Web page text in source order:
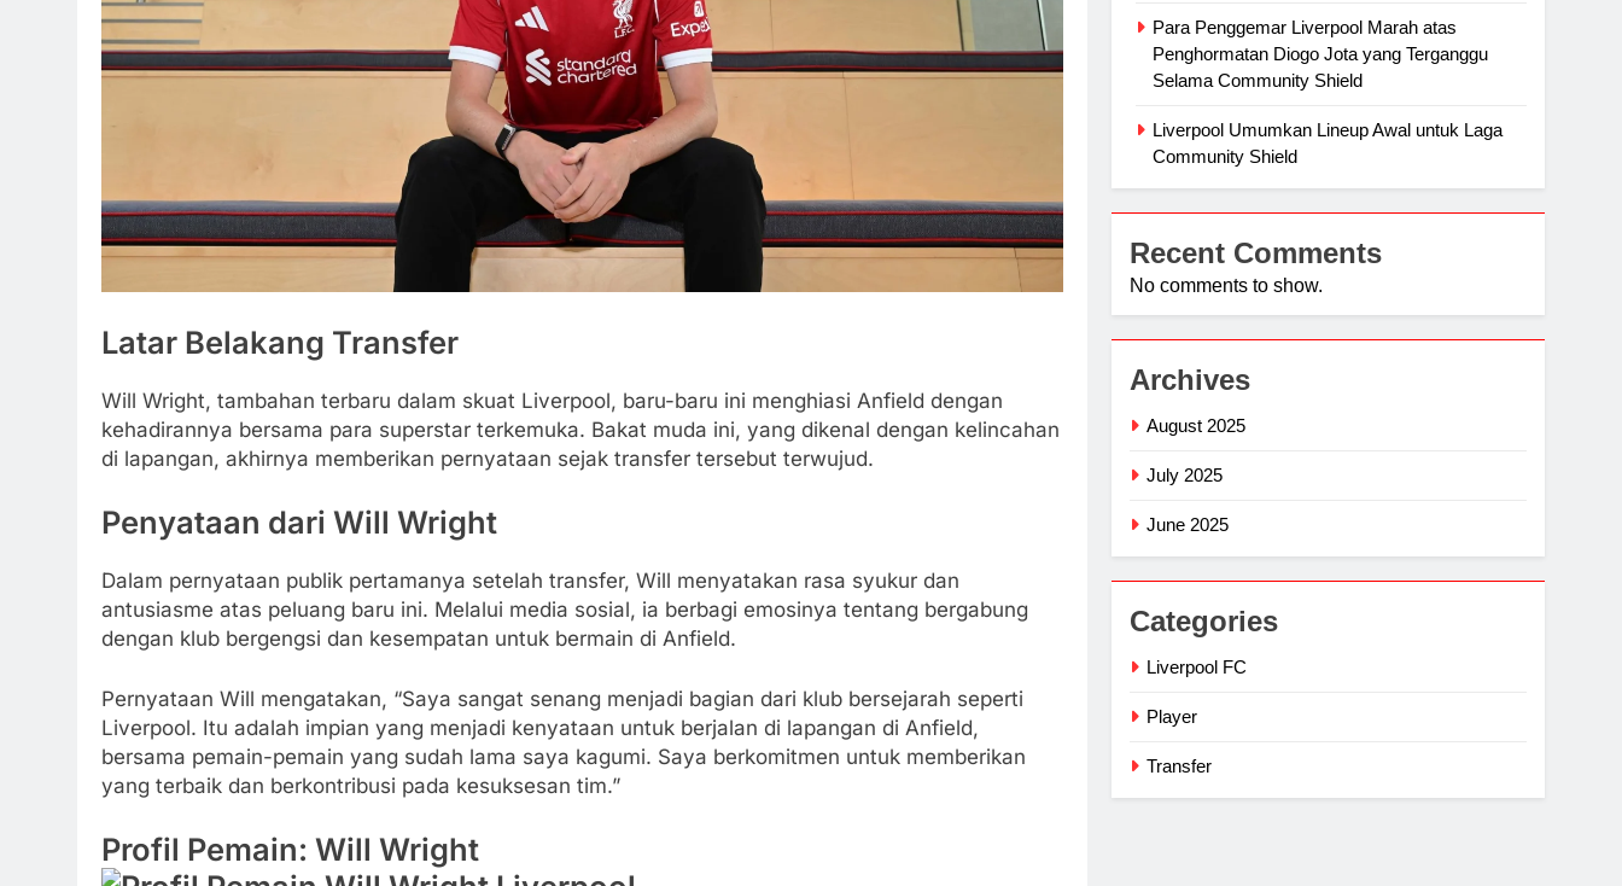
Latar Belakang Transfer
Will Wright, tambahan terbaru dalam skuat Liverpool, baru-baru ini menghiasi Anfield dengan
kehadirannya bersama para superstar terkemuka. Bakat muda ini, yang dikenal dengan kelincahan
di lapangan, akhirnya memberikan pernyataan sejak transfer tersebut terwujud.
Penyataan dari Will Wright
Dalam pernyataan publik pertamanya setelah transfer, Will menyatakan rasa syukur dan
antusiasme atas peluang baru ini. Melalui media sosial, ia berbagi emosinya tentang bergabung
dengan klub bergengsi dan kesempatan untuk bermain di Anfield.
Pernyataan Will mengatakan, “Saya sangat senang menjadi bagian dari klub bersejarah seperti
Liverpool. Itu adalah impian yang menjadi kenyataan untuk berjalan di lapangan di Anfield,
bersama pemain-pemain yang sudah lama saya kagumi. Saya berkomitmen untuk memberikan
yang terbaik dan berkontribusi pada kesuksesan tim.”
Profil Pemain: Will Wright
Para Penggemar Liverpool Marah atas
Penghormatan Diogo Jota yang Terganggu
Selama Community Shield
Liverpool Umumkan Lineup Awal untuk Laga
Community Shield
Recent Comments
No comments to show.
Archives
August 2025
July 2025
June 2025
Categories
Liverpool FC
Player
Transfer